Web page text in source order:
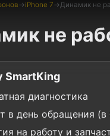
→iPhone 7→Динамик не
не
SmartKing
диагностика
в день обращения (в
на работу и